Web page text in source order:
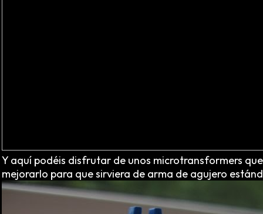
Y aquí podéis disfrutar de unos microtransformers
mejorarlo para que sirviera de arma de agujero